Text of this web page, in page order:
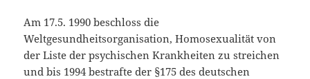
Am 17.5. 1990 beschloss die
Weltgesundheitsorganisation, Homosexualität von
der Liste der psychischen Krankheiten zu streichen
und bis 1994 bestrafte der §175 des deutschen